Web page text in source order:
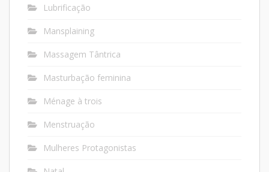
Lubrificação
Mansplaining
Massagem Tântrica
Masturbação feminina
Ménage à trois
Menstruação
Mulheres Protagonistas